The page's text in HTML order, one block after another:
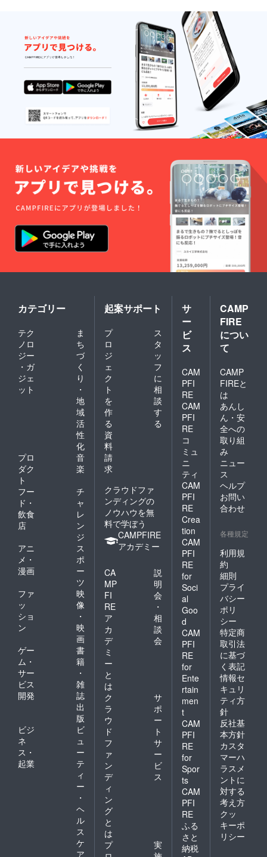
ださ
い。 *商
品券の
有効期
限はお
祭りの
開催日
のみと
なりま
す。
要のな
い方は
その旨
を備考
欄にご
連絡く
ださ
い。 *配
送以外
の受け
取りは
当日お
祭り会
場で直
け取り
となり
ます。 *
商品券
かお菓
子セッ
トかを
選んで
いただ
欄にご
連絡く
ださ
有効期
限はお
祭りの
開催日
のみと
なりま
援時、
必ず備
考欄に
ご希望
のお名
前をご
記入く
ださ
い。
カテゴリー
テク
ノロ
ジー
・ガ
ジェ
ット
ま
ち
づ
く
り
・
地
域
活
性
化
プロ
ダク
ト
音
楽
フー
ド・
飲食
店
チ
ャ
レ
ン
ジ
アニ
メ・
漫画
ス
ポ
ー
ツ
ファ
ッ
ショ
ン
映
像
・
映
画
ゲー
ム・
サー
ビス
開発
書
籍
・
雑
誌
出
版
ビジ
ネ
ス・
起業
ビ
ュ
ー
テ
ィ
ー
・
ヘ
ル
ス
ケ
ア
起案サポート
プ
ロ
ジ
ェ
ク
ト
を
作
る
ス
タ
ッ
フ
に
相
談
す
る
資
料
請
求
クラウドファ
ンディングの
ノウハウを無
料で学ぼう
CAMPFIRE
アカデミー
CA
MP
FI
RE
ア
カ
デ
ミ
ー
と
は
説
明
会
・
相
談
会
ク
ラ
ウ
ド
フ
ァ
ン
デ
ィ
ン
グ
と
は
サ
ポ
ー
ト
サ
ー
ビ
ス
プ
実
サ
ー
ビ
ス
CAM
PFI
RE
CAM
PFI
RE
コ
ミュ
ニ
ティ
CAM
PFI
RE
Crea
tion
CAM
PFI
RE
for
Soci
al
Goo
d
CAM
PFI
RE
for
Ente
rtain
men
t
CAM
PFI
RE
for
Spor
ts
CAM
PFI
RE
ふる
さと
納税
CAMP
FIRE
につい
て
CAMP
FIREと
は
あんし
ん・安
全への
取り組
み
ニュー
ス
ヘルプ
お問い
合わせ
各種規定
利用規
約
細則
プライ
バシー
ポリ
シー
特定商
取引法
に基づ
く表記
情報セ
キュリ
ティ方
針
反社基
本方針
カスタ
マーハ
ラスメ
ントに
対する
考え方
クッ
キーポ
リシー